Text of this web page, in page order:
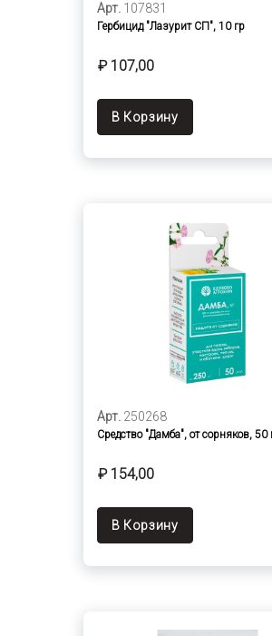
Арт. 107831
Гербицид "Лазурит СП", 10 гр
₽ 107,00
В Корзину
Арт. 250268
Средство "Дамба", от сорняков, 50
₽ 154,00
В Корзину